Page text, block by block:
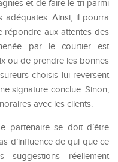
et de faire le tri parmi
adéquates. Ainsi, il pourra
répondre aux attentes des
par le courtier est
ou de prendre les bonnes
choisis lui reversent
signature conclue. Sinon,
avec les clients.
partenaire se doit d’être
d’influence de qui que ce
réellement